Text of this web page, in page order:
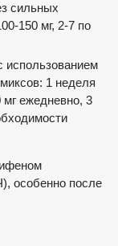
сильных
150 мг, 2-7 по
использованием
1 неделя
мг ежедневно, 3
особенно после